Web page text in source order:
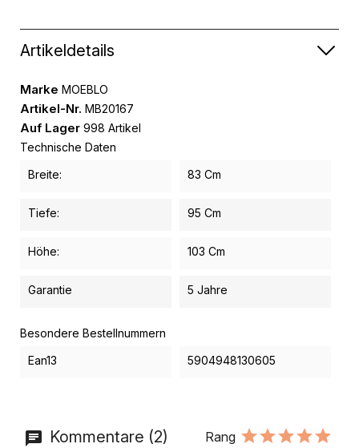
Artikeldetails
Marke MOEBLO
Artikel-Nr. MB20167
Auf Lager 998 Artikel
Technische Daten
Breite:
83 Cm
Tiefe: 95 Cm
Höhe: 103 Cm
Garantie 5 Jahre
Besondere Bestellnummern
Ean13
5904948130605
Kommentare (2) Rang